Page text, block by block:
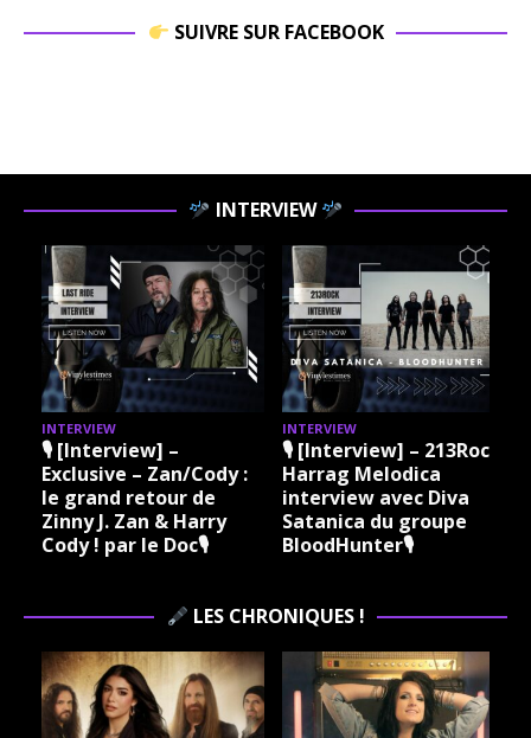
SUIVRE SUR FACEBOOK
INTERVIEW
INTERVIEW
🎙 [Interview] –
Exclusive – Zan/Cody :
le grand retour de
Zinny J. Zan & Harry
Cody ! par le Doc🎙
INTERVIEW
🎙 [Interview] – 213Rock
Harrag Melodica
interview avec Diva
Satanica du groupe
BloodHunter🎙
LES CHRONIQUES !